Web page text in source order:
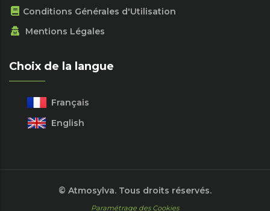
Conditions Générales d'Utilisation
Mentions Légales
Choix de la langue
Français
English
© Atmosylva. Tous droits réservés.
Paramétrage des Cookies